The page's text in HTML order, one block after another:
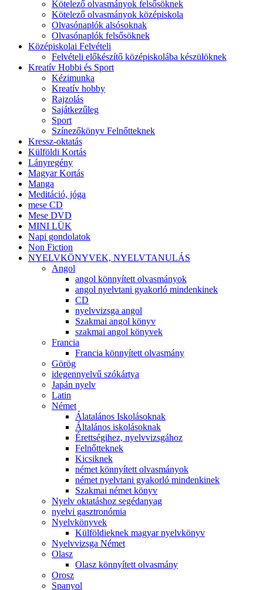
Kötelező olvasmányok felsősöknek
Kötelező olvasmányok középiskola
Olvasónaplók alsósoknak
Olvasónaplók felsősöknek
Középiskolai Felvételi
Felvételi előkészítő középiskolába készülöknek
Kreatív Hobbi és Sport
Kézimunka
Kreatív hobby
Rajzolás
Sajátkezűleg
Sport
Színezőkönyv Felnőtteknek
Kressz-oktatás
Külföldi Kortás
Lányregény
Magyar Kortás
Manga
Meditáció, jóga
mese CD
Mese DVD
MINI LÜK
Napi gondolatok
Non Fiction
NYELVKÖNYVEK, NYELVTANULÁS
Angol
angol könnyített olvasmányok
angol nyelvtani gyakorló mindenkinek
CD
nyelvvizsga angol
Szakmai angol könyv
szakmai angol könyvek
Francia
Francia könnyített olvasmány
Görög
idegennyelvű szókártya
Japán nyelv
Latin
Német
Álatalános Iskolásoknak
Általános iskolásoknak
Érettségihez, nyelvvizsgához
Felnőtteknek
Kicsiknek
német könnyített olvasmányok
német nyelvtani gyakorló mindenkinek
Szakmai német könyv
Nyelv oktatáshoz segédanyag
nyelvi gasztronómia
Nyelvkönyvek
Külföldieknek magyar nyelvkönyv
Nyelvvizsga Német
Olasz
Olasz könnyített olvasmány
Orosz
Spanyol